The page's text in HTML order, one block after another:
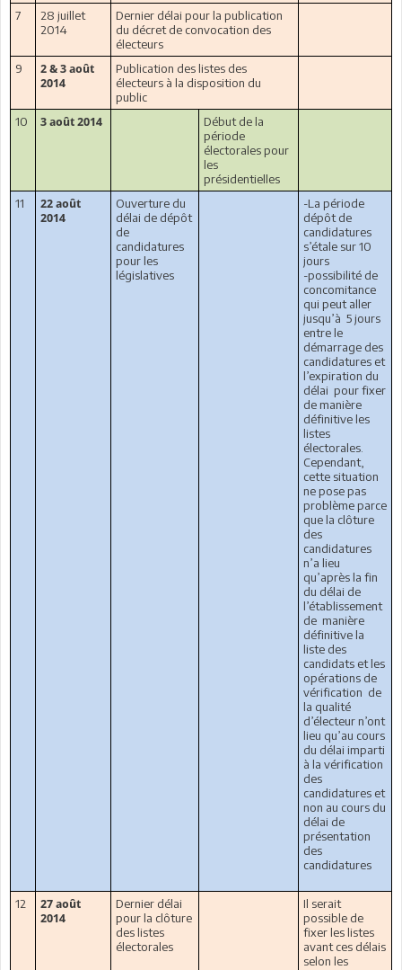
7
28 juillet
2014
Dernier délai pour la publication
du décret de convocation des
électeurs
9
2 & 3 août
2014
Publication des listes des
électeurs à la disposition du
public
10
3 août 2014
Début de la
période
électorales pour
les
présidentielles
11
22 août
2014
Ouverture du
délai de dépôt
de
candidatures
pour les
législatives
-La période
dépôt de
candidatures
s’étale sur 10
jours
-possibilité de
concomitance
qui peut aller
jusqu’à 5 jours
entre le
démarrage des
candidatures et
l’expiration du
délai pour fixer
de manière
définitive les
listes
électorales.
Cependant,
cette situation
ne pose pas
problème parce
que la clôture
des
candidatures
n’a lieu
qu’après la fin
du délai de
l’établissement
de manière
définitive la
liste des
candidats et les
opérations de
vérification de
la qualité
d’électeur n’ont
lieu qu’au cours
du délai imparti
à la vérification
des
candidatures et
non au cours du
délai de
présentation
des
candidatures
12
27 août
2014
Dernier délai
pour la clôture
des listes
électorales
Il serait
possible de
fixer les listes
avant ces délais
selon les